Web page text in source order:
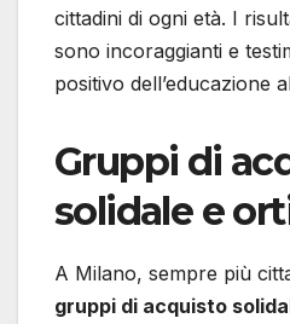
cittadini di ogni età. I
sono incoraggianti e
positivo dell’educazione
Gruppi di
solidale e
A Milano, sempre più
gruppi di acquisto